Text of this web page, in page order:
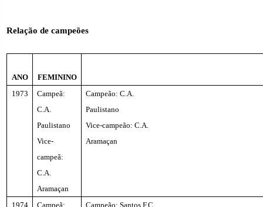
Relação de campeões
ANO
FEMININO
1973
Campeã:
C.A.
Paulistano
Vice-
campeã:
C.A.
Aramaçan
Campeão: C.A.
Paulistano
Vice-campeão: C.A.
Aramaçan
1974 Campeã: Campeão: Santos F.C.